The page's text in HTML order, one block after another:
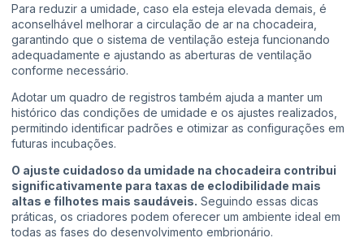
Para reduzir a umidade, caso ela esteja elevada demais, é
aconselhável melhorar a circulação de ar na chocadeira,
garantindo que o sistema de ventilação esteja funcionando
adequadamente e ajustando as aberturas de ventilação
conforme necessário.
Adotar um quadro de registros também ajuda a manter um
histórico das condições de umidade e os ajustes realizados,
permitindo identificar padrões e otimizar as configurações em
futuras incubações.
O ajuste cuidadoso da umidade na chocadeira contribui
significativamente para taxas de eclodibilidade mais
altas e filhotes mais saudáveis. Seguindo essas dicas
práticas, os criadores podem oferecer um ambiente ideal em
todas as fases do desenvolvimento embrionário.